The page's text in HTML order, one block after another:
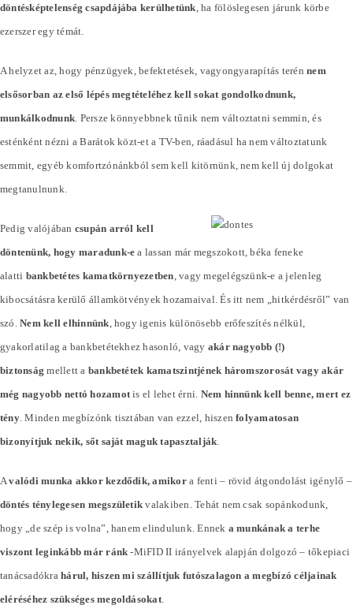
döntésképtelenség csapdájába kerülhetünk, ha fölöslegesen járunk körbe
ezerszer egy témát.
A helyzet az, hogy pénzügyek, befektetések, vagyongyarapítás terénnem
elsősorban az első lépés megtételéhez kell sokat gondolkodnunk,
munkálkodnunk. Persze könnyebbnek tűnik nem változtatni semmin, és
esténként nézni a Barátok közt-et a TV-ben, ráadásul ha nem változtatunk
semmit, egyéb komfortzónánkból sem kell kitörnünk, nem kell új dolgokat
megtanulnunk.
Pedig valójában csupán arról kell
döntenünk, hogy maradunk-e a lassan már megszokott, béka feneke
alatti bankbetétes kamatkörnyezetben, vagy megelégszünk-e a jelenleg
kibocsátásra kerülő államkötvények hozamaival. És itt nem „hitkérdésről” van
szó.Nem kell elhinnünk, hogy igenis különösebb erőfeszítés nélkül,
gyakorlatilag a bankbetétekhez hasonló, vagy akár nagyobb (!)
biztonság mellett a bankbetétek kamatszintjének háromszorosát vagy akár
még nagyobb nettó hozamotis el lehet érni. Nem hinnünk kell benne, mert ez
tény. Minden megbízónk tisztában van ezzel, hiszenfolyamatosan
bizonyítjuk nekik, sőt saját maguk tapasztalják.
Avalódi munka akkor kezdődik, amikora fenti – rövid átgondolást igénylő –
döntés ténylegesen megszületik valakiben. Tehát nem csak sopánkodunk,
hogy „de szép is volna”, hanem elindulunk. Ennek a munkának a terhe
viszont leginkább már ránk -MiFID II irányelvek alapján dolgozó – tőkepiaci
tanácsadókrahárul, hiszen mi szállítjuk futószalagon a megbízó céljainak
eléréséhez szükséges megoldásokat.